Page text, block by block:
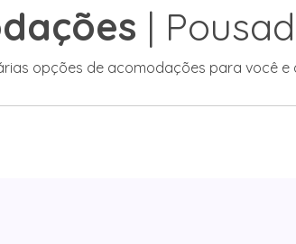
|
opções de acomodações para você e